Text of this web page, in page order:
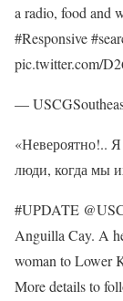
a radio, food and
#Responsive
pic.twitter.com/
—
«Невероятно!..
люди, когда мы
#UPDATE
Anguilla Cay. A
woman to Lower
More details to